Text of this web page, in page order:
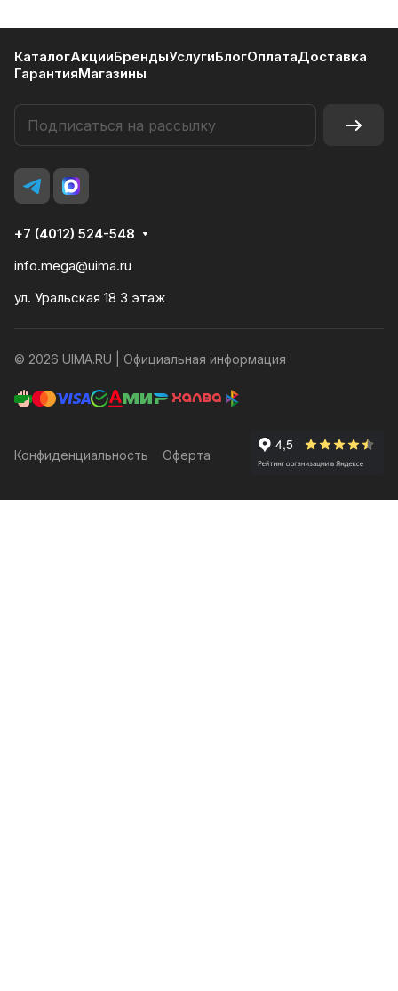
КаталогАкцииБрендыУслугиБлогОплатаДоставка
ГарантияМагазины
+7 (4012) 524-548
info.mega@uima.ru
ул. Уральская 18 3 этаж
© 2026 UIMA.RU | Официальная информация
Конфиденциальность Оферта